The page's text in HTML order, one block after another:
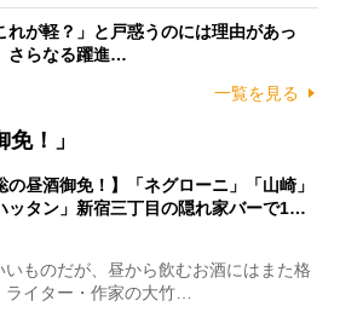
れが軽？」と戸惑うのには理由があっ
さらなる躍進…
一覧を見る
！」
の昼酒御免！】「ネグローニ」「山崎」
ッタン」新宿三丁目の隠れ家バーで1…
ものだが、昼から飲むお酒にはまた格
イター・作家の大竹…